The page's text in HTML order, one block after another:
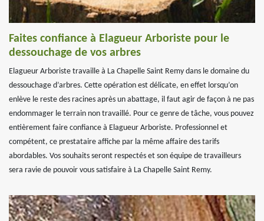
Faites confiance à Elagueur Arboriste pour le
dessouchage de vos arbres
Elagueur Arboriste travaille à La Chapelle Saint Remy dans le domaine du
dessouchage d’arbres. Cette opération est délicate, en effet lorsqu’on
enlève le reste des racines après un abattage, il faut agir de façon à ne pas
endommager le terrain non travaillé. Pour ce genre de tâche, vous pouvez
entièrement faire confiance à Elagueur Arboriste. Professionnel et
compétent, ce prestataire affiche par la même affaire des tarifs
abordables. Vos souhaits seront respectés et son équipe de travailleurs
sera ravie de pouvoir vous satisfaire à La Chapelle Saint Remy.